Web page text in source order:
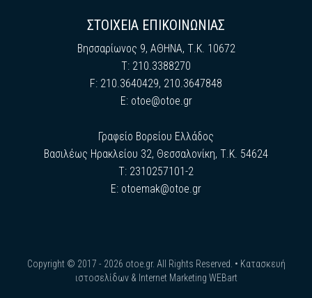
ΣΤΟΙΧΕΙΑ ΕΠΙΚΟΙΝΩΝΙΑΣ
Βησσαρίωνος 9, ΑΘΗΝΑ, Τ.Κ. 10672
Τ: 210.3388270
F: 210.3640429, 210.3647848
E: otoe@otoe.gr
Γραφείο Βορείου Ελλάδος
Βασιλέως Ηρακλείου 32, Θεσσαλονίκη, Τ.Κ. 54624
Τ: 2310257101-2
E: otoemak@otoe.gr
Copyright © 2017 - 2026 otoe.gr. All Rights Reserved. • Κατασκευή
ιστοσελίδων & Internet Marketing WEBart